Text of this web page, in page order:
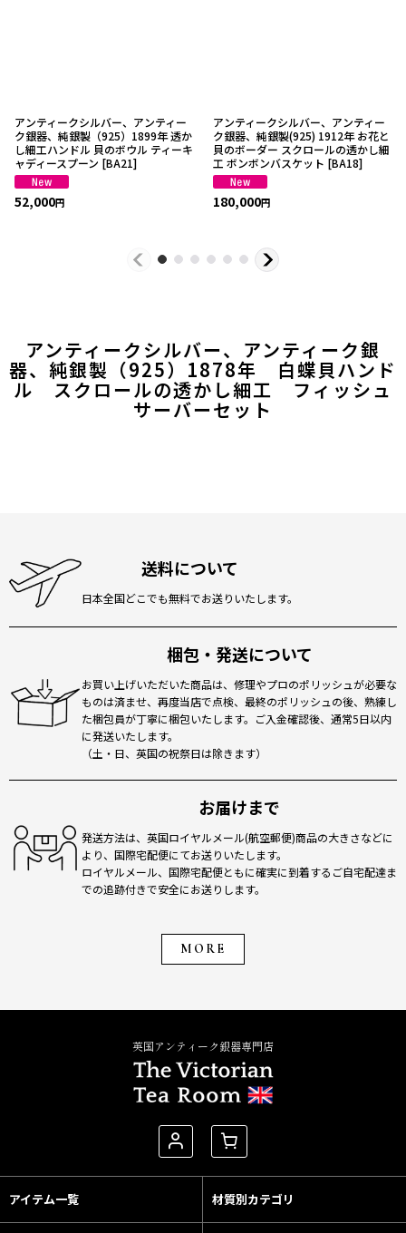
アンティークシルバー、アンティーク銀
器、純銀製（925）1878年 白蝶貝ハンド
ル スクロールの透かし細工 フィッシュ
サーバーセット
アンティークシルバー、アンティー
ク銀器、純銀製（925）1899年 透か
し細工ハンドル 貝のボウル ティーキ
ャディースプーン [BA21]
52,000円
アンティークシルバー、アンティー
ク銀器、純銀製(925) 1912年 お花と
貝のボーダー スクロールの透かし細
工 ボンボンバスケット [BA18]
180,000円
送料について
日本全国どこでも無料でお送りいたします。
梱包・発送について
お買い上げいただいた商品は、修理やプロのポリッシュが必要な
ものは済ませ、再度当店で点検、最終のポリッシュの後、熟練し
た梱包員が丁寧に梱包いたします。ご入金確認後、通常5日以内
に発送いたします。
（土・日、英国の祝祭日は除きます）
お届けまで
発送方法は、英国ロイヤルメール(航空郵便)商品の大きさなどに
より、国際宅配便にてお送りいたします。
ロイヤルメール、国際宅配便ともに確実に到着するご自宅配達ま
での追跡付きで安全にお送りします。
MORE
英国アンティーク銀器専門店
アイテム一覧 材質別カテゴリ